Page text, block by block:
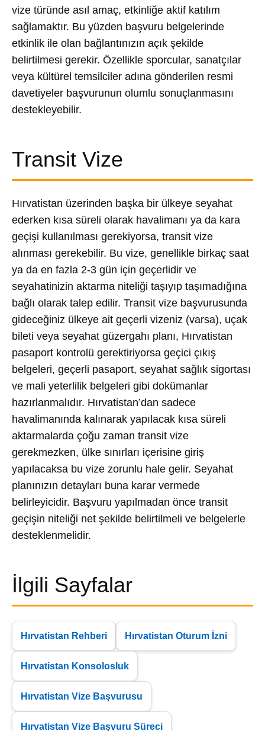
vize türünde asıl amaç, etkinliğe aktif katılım
sağlamaktır. Bu yüzden başvuru belgelerinde
etkinlik ile olan bağlantınızın açık şekilde
belirtilmesi gerekir. Özellikle sporcular, sanatçılar
veya kültürel temsilciler adına gönderilen resmi
davetiyeler başvurunun olumlu sonuçlanmasını
destekleyebilir.
Transit Vize
Hırvatistan üzerinden başka bir ülkeye seyahat
ederken kısa süreli olarak havalimanı ya da kara
geçişi kullanılması gerekiyorsa, transit vize
alınması gerekebilir. Bu vize, genellikle birkaç saat
ya da en fazla 2-3 gün için geçerlidir ve
seyahatinizin aktarma niteliği taşıyıp taşımadığına
bağlı olarak talep edilir. Transit vize başvurusunda
gideceğiniz ülkeye ait geçerli vizeniz (varsa), uçak
bileti veya seyahat güzergahı planı, Hırvatistan
pasaport kontrolü gerektiriyorsa geçici çıkış
belgeleri, geçerli pasaport, seyahat sağlık sigortası
ve mali yeterlilik belgeleri gibi dokümanlar
hazırlanmalıdır. Hırvatistan’dan sadece
havalimanında kalınarak yapılacak kısa süreli
aktarmalarda çoğu zaman transit vize
gerekmezken, ülke sınırları içerisine giriş
yapılacaksa bu vize zorunlu hale gelir. Seyahat
planınızın detayları buna karar vermede
belirleyicidir. Başvuru yapılmadan önce transit
geçişin niteliği net şekilde belirtilmeli ve belgelerle
desteklenmelidir.
İlgili Sayfalar
Hırvatistan Rehberi Hırvatistan Oturum İzni
Hırvatistan Konsolosluk
Hırvatistan Vize Başvurusu
Hırvatistan Vize Başvuru Süreci